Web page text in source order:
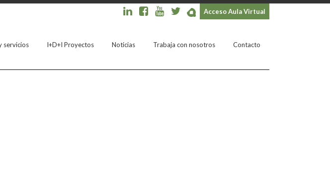
Acceso Aula Virtual
servicios I+D+I Proyectos Noticias Trabaja con nosotros Contacto